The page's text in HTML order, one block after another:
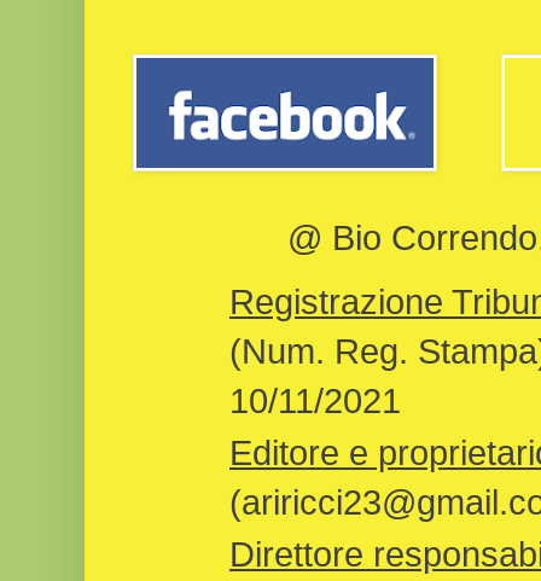
@ Bio
Registrazione
(Num. Reg.
10/11/2021
Editore e
Direttore